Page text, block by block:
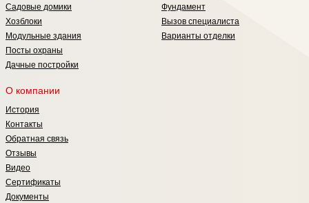
Садовые домики
Хозблоки
Модульные здания
Посты охраны
Дачные постройки
Фундамент
Вызов специалиста
Варианты отделки
О компании
История
Контакты
Обратная связь
Отзывы
Видео
Сертификаты
Документы